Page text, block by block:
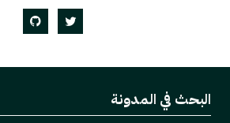
GitHub
المدونة